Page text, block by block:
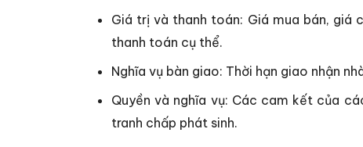
Giá trị và thanh toán: Giá mua bán, giá
thanh toán cụ thể.
Nghĩa vụ bàn giao: Thời hạn giao nhận
Quyền và nghĩa vụ: Các cam kết của
tranh chấp phát sinh.